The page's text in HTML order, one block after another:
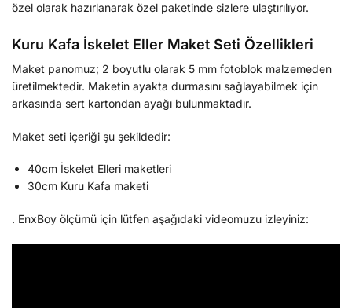
özel olarak hazırlanarak özel paketinde sizlere ulaştırılıyor.
Kuru Kafa İskelet Eller Maket Seti Özellikleri
Maket panomuz; 2 boyutlu olarak 5 mm fotoblok malzemeden
üretilmektedir. Maketin ayakta durmasını sağlayabilmek için
arkasında sert kartondan ayağı bulunmaktadır.
Maket seti içeriği şu şekildedir:
40cm İskelet Elleri maketleri
30cm Kuru Kafa maketi
. EnxBoy ölçümü için lütfen aşağıdaki videomuzu izleyiniz: